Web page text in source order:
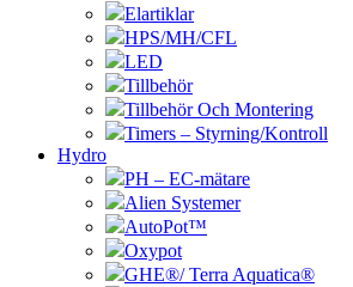
Elartiklar
HPS/MH/CFL
LED
Tillbehör
Tillbehör Och Montering
Timers – Styrning/Kontroll
Hydro
PH – EC-mätare
Alien Systemer
AutoPot™
Oxypot
GHE®/ Terra Aquatica®